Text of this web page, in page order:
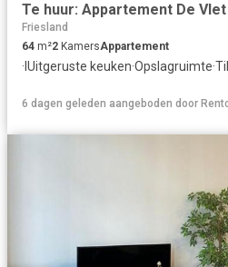
Te huur: Appartement De Vlet
Friesland
64 m²2 KamersAppartement
· IUitgeruste keuken·Opslagruimte·
6 dagen geleden aangeboden door